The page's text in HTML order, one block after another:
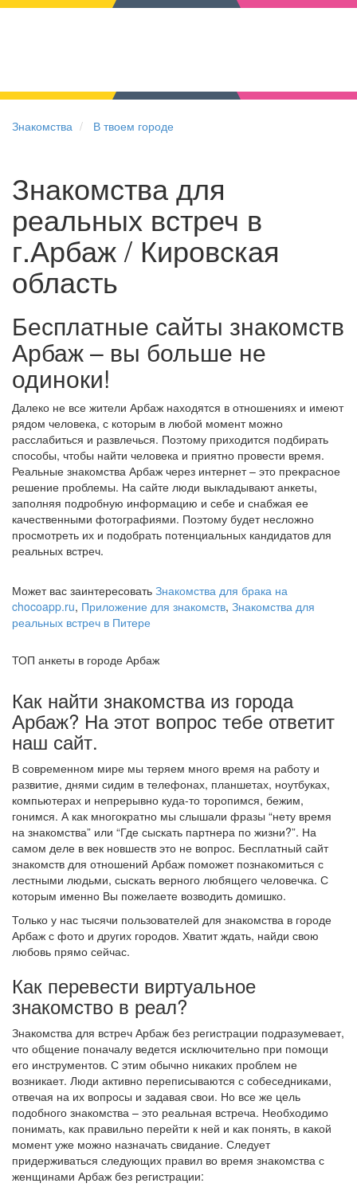
Знакомства В твоем городе
Знакомства для
реальных встреч в
г.Арбаж / Кировская
область
Бесплатные сайты знакомств
Арбаж – вы больше не
одиноки!
Далеко не все жители Арбаж находятся в отношениях и имеют
рядом человека, с которым в любой момент можно
расслабиться и развлечься. Поэтому приходится подбирать
способы, чтобы найти человека и приятно провести время.
Реальные знакомства Арбаж через интернет – это прекрасное
решение проблемы. На сайте люди выкладывают анкеты,
заполняя подробную информацию и себе и снабжая ее
качественными фотографиями. Поэтому будет несложно
просмотреть их и подобрать потенциальных кандидатов для
реальных встреч.
Может вас заинтересовать Знакомства для брака на
chocoapp.ru, Приложение для знакомств, Знакомства для
реальных встреч в Питере
ТОП анкеты в городе Арбаж
Как найти знакомства из города
Арбаж? На этот вопрос тебе ответит
наш сайт.
В современном мире мы теряем много время на работу и
развитие, днями сидим в телефонах, планшетах, ноутбуках,
компьютерах и непрерывно куда-то торопимся, бежим,
гонимся. А как многократно мы слышали фразы “нету время
на знакомства” или “Где сыскать партнера по жизни?”. На
самом деле в век новшеств это не вопрос. Бесплатный сайт
знакомств для отношений Арбаж поможет познакомиться с
лестными людьми, сыскать верного любящего человечка. С
которым именно Вы пожелаете возводить домишко.
Только у нас тысячи пользователей для знакомства в городе
Арбаж с фото и других городов. Хватит ждать, найди свою
любовь прямо сейчас.
Как перевести виртуальное
знакомство в реал?
Знакомства для встреч Арбаж без регистрации подразумевает,
что общение поначалу ведется исключительно при помощи
его инструментов. С этим обычно никаких проблем не
возникает. Люди активно переписываются с собеседниками,
отвечая на их вопросы и задавая свои. Но все же цель
подобного знакомства – это реальная встреча. Необходимо
понимать, как правильно перейти к ней и как понять, в какой
момент уже можно назначать свидание. Следует
придерживаться следующих правил во время знакомства с
женщинами Арбаж без регистрации: